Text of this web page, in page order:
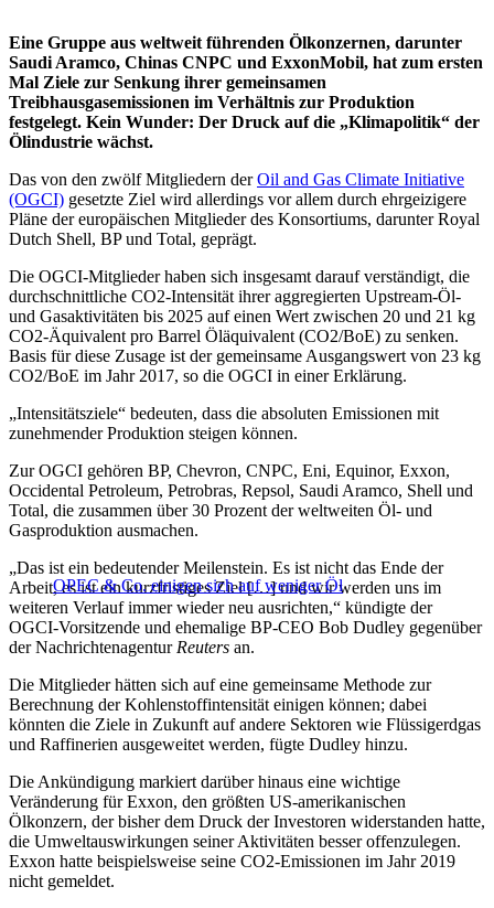
Eine Gruppe aus weltweit führenden Ölkonzernen, darunter
Saudi Aramco, Chinas CNPC und ExxonMobil, hat zum ersten
Mal Ziele zur Senkung ihrer gemeinsamen
Treibhausgasemissionen im Verhältnis zur Produktion
festgelegt. Kein Wunder: Der Druck auf die „Klimapolitik“ der
Ölindustrie wächst.
Das von den zwölf Mitgliedern derOil and Gas Climate Initiative
(OGCI) gesetzte Ziel wird allerdings vor allem durch ehrgeizigere
Pläne der europäischen Mitglieder des Konsortiums, darunter Royal
Dutch Shell, BP und Total, geprägt.
Die OGCI-Mitglieder haben sich insgesamt darauf verständigt, die
durchschnittliche CO2-Intensität ihrer aggregierten Upstream-Öl-
und Gasaktivitäten bis 2025 auf einen Wert zwischen 20 und 21 kg
CO2-Äquivalent pro Barrel Öläquivalent (CO2/BoE) zu senken.
Basis für diese Zusage ist der gemeinsame Ausgangswert von 23 kg
CO2/BoE im Jahr 2017, so die OGCI in einer Erklärung.
„Intensitätsziele“ bedeuten, dass die absoluten Emissionen mit
zunehmender Produktion steigen können.
Zur OGCI gehören BP, Chevron, CNPC, Eni, Equinor, Exxon,
Occidental Petroleum, Petrobras, Repsol, Saudi Aramco, Shell und
Total, die zusammen über 30 Prozent der weltweiten Öl- und
Gasproduktion ausmachen.
OPEC & Co. einigen sich auf weniger Öl
„Das ist ein bedeutender Meilenstein. Es ist nicht das Ende der
Arbeit, es ist ein kurzfristiges Ziel […] und wir werden uns im
weiteren Verlauf immer wieder neu ausrichten,“ kündigte der
OGCI-Vorsitzende und ehemalige BP-CEO Bob Dudley gegenüber
der Nachrichtenagentur Reuters an.
Die Mitglieder hätten sich auf eine gemeinsame Methode zur
Berechnung der Kohlenstoffintensität einigen können; dabei
könnten die Ziele in Zukunft auf andere Sektoren wie Flüssigerdgas
und Raffinerien ausgeweitet werden, fügte Dudley hinzu.
Die Ankündigung markiert darüber hinaus eine wichtige
Veränderung für Exxon, den größten US-amerikanischen
Ölkonzern, der bisher dem Druck der Investoren widerstanden hatte,
die Umweltauswirkungen seiner Aktivitäten besser offenzulegen.
Exxon hatte beispielsweise seine CO2-Emissionen im Jahr 2019
nicht gemeldet.